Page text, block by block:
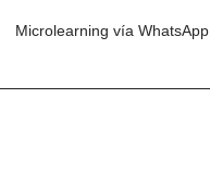
Microlearning vía WhatsApp